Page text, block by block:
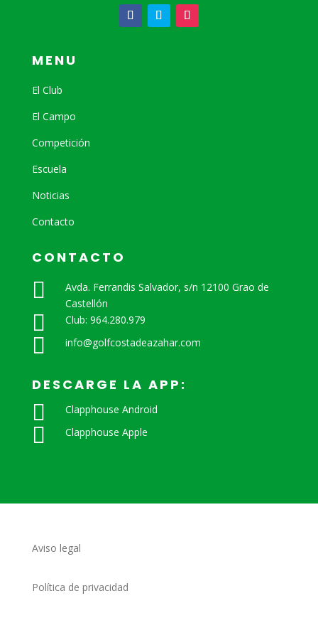
MENU
El Club
El Campo
Competición
Escuela
Noticias
Contacto
CONTACTO

Avda. Ferrandis Salvador, s/n 12100 Grao de
Castellón
 Club: 964.280.979
 info@golfcostadeazahar.com
DESCARGE LA APP:
 Clapphouse Android
 Clapphouse Apple
Aviso legal
Política de privacidad